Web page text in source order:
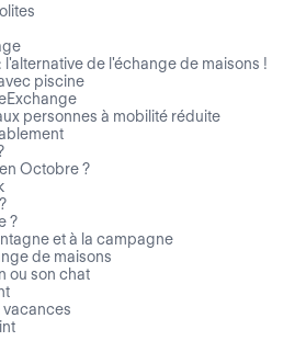
l'alternative de l'échange de maisons !
piscine
personnes à mobilité réduite
Octobre ?
?
et à la campagne
de maisons
ou son chat
vacances